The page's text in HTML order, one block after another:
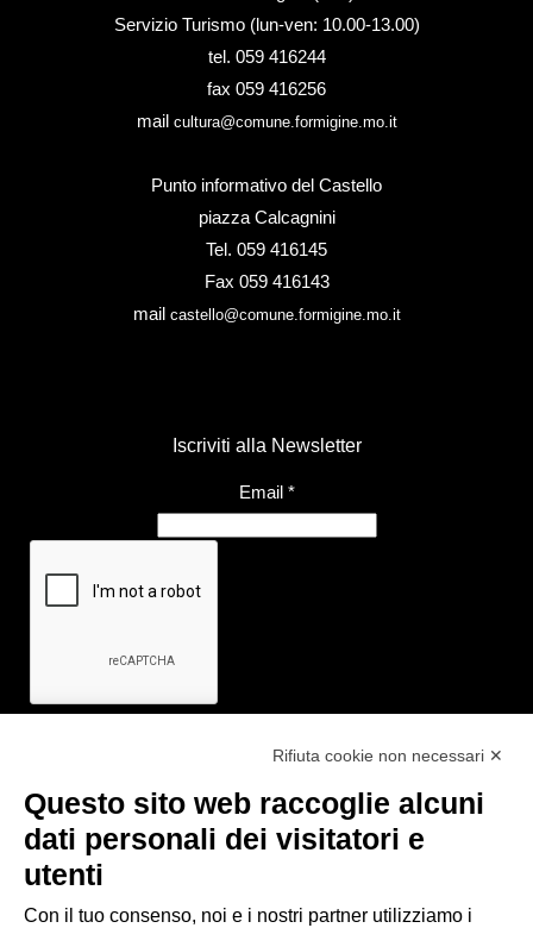
Servizio Turismo (lun-ven: 10.00-13.00)
tel. 059 416244
fax 059 416256
mail cultura@comune.formigine.mo.it
Punto informativo del Castello
piazza Calcagnini
Tel. 059 416145
Fax 059 416143
mail castello@comune.formigine.mo.it
Iscriviti alla Newsletter
Email *
Link utili
- Ufficio di informazione e accoglienza turistica di Maranello, Fiorano
- Comune di Formigine
Rifiuta cookie non necessari ✕
Questo sito web raccoglie alcuni
dati personali dei visitatori e
utenti
Con il tuo consenso, noi e i nostri partner utilizziamo i